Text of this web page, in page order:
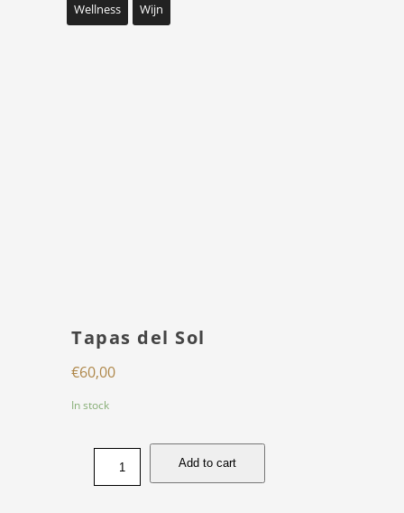
Wellness Wijn
Tapas del Sol
€60,00
In stock
Add to cart